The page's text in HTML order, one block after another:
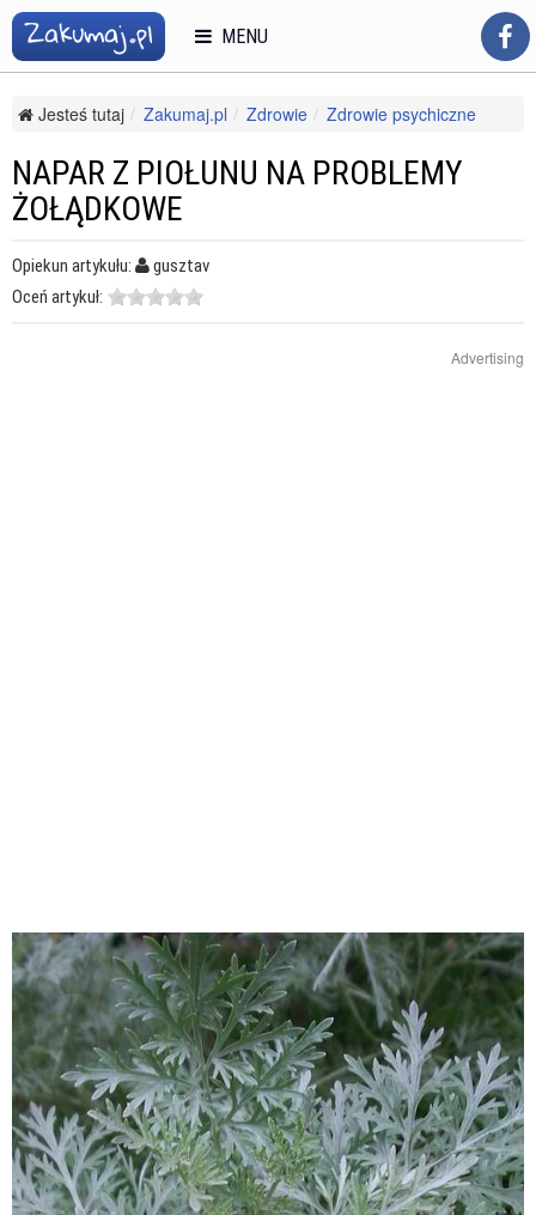
Jesteś tutaj Zakumaj.pl Zdrowie
Zdrowie psychiczne
Napar z piołunu na problemy żołądkowe
NAPAR Z PIOŁUNU NA PROBLEMY
ŻOŁĄDKOWE
Opiekun artykułu:
gusztav
Oceń artykuł:
Advertising
MENU